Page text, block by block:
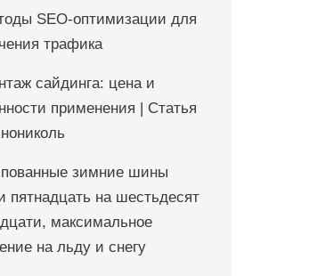
SEO-оптимизации для
трафика
сайдинга: цена и
применения | Статья
зимние шины
пятнадцать на шестьдесят
максимальное
на льду и снегу